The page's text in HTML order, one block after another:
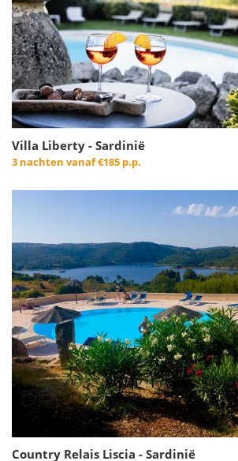
Villa Liberty - Sardinië
3 nachten vanaf€185 p.p.
Country Relais Liscia - Sardinië